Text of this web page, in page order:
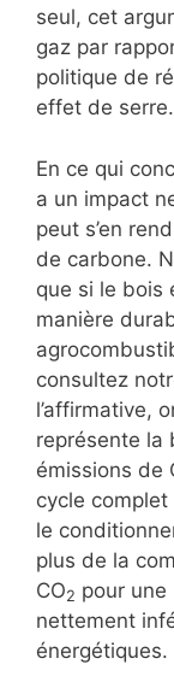
seul, cet
gaz par
politique de
effet de serre.
En ce qui
a un impact
peut s’en
de carbone.
que si le bois
manière
consultez
l’affirmative,
représente la
émissions de
cycle complet
le
plus de la
CO2 pour une
nettement
énergétiques.